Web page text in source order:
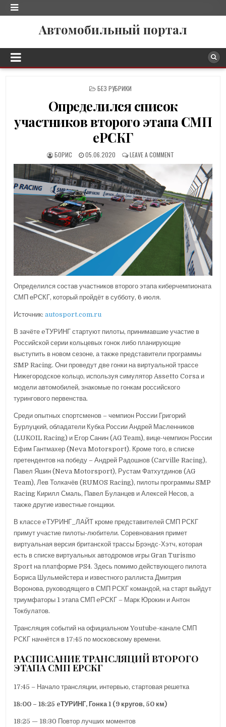
Автомобильный портал
P
S
T
E
D
I
БЕЗ РУБРИКИ
Определился список
участников второго этапа СМП
еРСКГ
БОРИС 05.06.2020 LEAVE A COMMENT
Определился состав участников второго этапа киберчемпионата
СМП еРСКГ, который пройдёт в субботу, 6 июля.
Источник:autosport.com.ru
В зачёте eТУРИНГ стартуют пилоты, принимавшие участие в
Российской серии кольцевых гонок либо планирующие
выступить в новом сезоне, а также представители программы
SMP Racing. Они проведут две гонки на виртуальной трассе
Нижегородское кольцо, используя симулятор Assetto Corsa и
модели автомобилей, знакомые по гонкам российского
турингового первенства.
Среди опытных спортсменов – чемпион России Григорий
Бурлуцкий, обладатели Кубка России Андрей Масленников
(LUKOIL Racing) и Егор Санин (AG Team), вице-чемпион России
Ефим Гантмахер (Neva Motorsport). Кроме того, в списке
претендентов на победу – Андрей Радошнов (Carville Racing),
Павел Яшин (Neva Motorsport), Рустам Фатхутдинов (AG
Team), Лев Толкачёв (RUMOS Racing), пилоты программы SMP
Racing Кирилл Смаль, Павел Буланцев и Алексей Несов, а
также другие известные гонщики.
В классе eТУРИНГ_ЛАЙТ кроме представителей СМП РСКГ
примут участие пилоты-любители. Соревнования примет
виртуальная версия британской трассы Брэндс-Хэтч, которая
есть в списке виртуальных автодромов игры Gran Turismo
Sport на платформе PS4. Здесь помимо действующего пилота
Бориса Шульмейстера и известного раллиста Дмитрия
Воронова, руководящего в СМП РСКГ командой, на старт выйдут
триумфаторы 1 этапа СМП eРСКГ – Марк Юрокин и Антон
Токбулатов.
Трансляция событий на официальном Youtube-канале СМП
РСКГ начнётся в 17:45 по московскому времени.
РАСПИСАНИЕ ТРАНСЛЯЦИЙ ВТОРОГО
ЭТАПА СМП ЕРСКГ
17:45 – Начало трансляции, интервью, стартовая решетка
18:00 – 18:25 eТУРИНГ, Гонка 1 (9 кругов, 50 км)
18:25 — 18:30 Повтор лучших моментов